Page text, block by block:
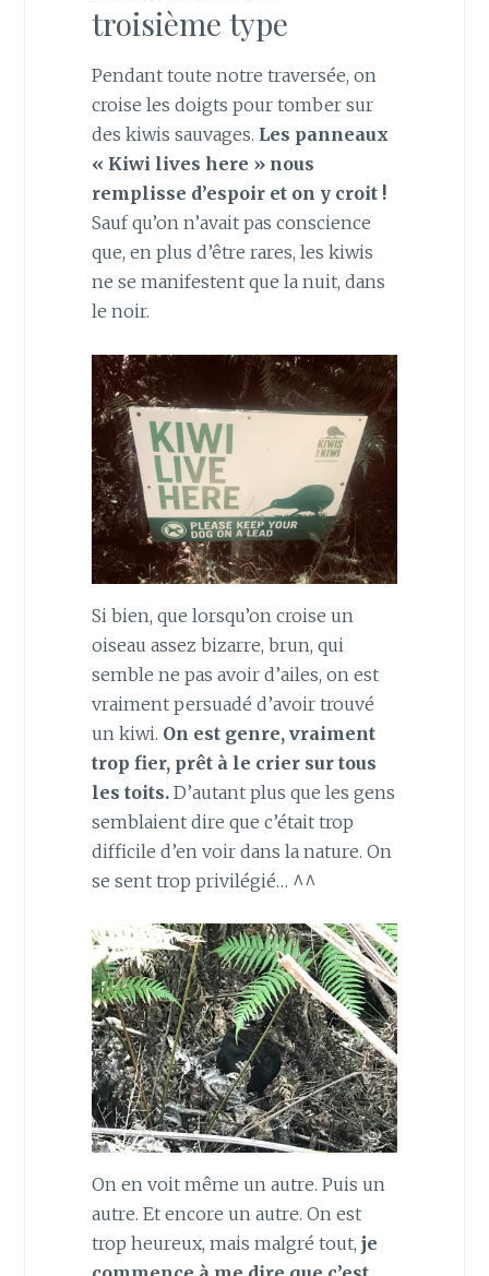
troisième type
Pendant toute notre traversée, on
croise les doigts pour tomber sur
des kiwis sauvages. Les panneaux
« Kiwi lives here » nous
remplisse d’espoir et on y croit !
Sauf qu’on n’avait pas conscience
que, en plus d’être rares, les kiwis
ne se manifestent que la nuit, dans
le noir.
Si bien, que lorsqu’on croise un
oiseau assez bizarre, brun, qui
semble ne pas avoir d’ailes, on est
vraiment persuadé d’avoir trouvé
un kiwi. On est genre, vraiment
trop fier, prêt à le crier sur tous
les toits. D’autant plus que les gens
semblaient dire que c’était trop
difficile d’en voir dans la nature. On
se sent trop privilégié… ^^
On en voit même un autre. Puis un
autre. Et encore un autre. On est
trop heureux, mais malgré tout, je